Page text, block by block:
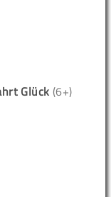
Glück (6+)